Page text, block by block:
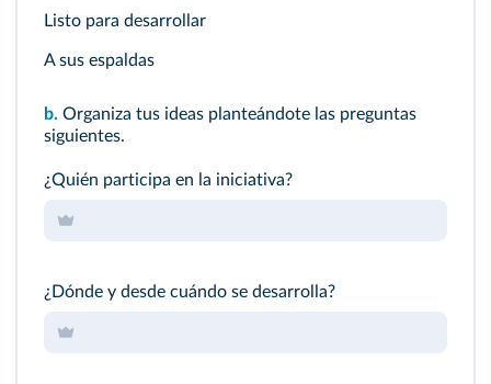
Listo para desarrollar
A sus espaldas
b. Organiza tus ideas planteándote las preguntas
siguientes.
¿Quién participa en la iniciativa?
¿Dónde y desde cuándo se desarrolla?